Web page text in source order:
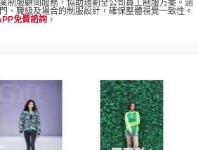
制服顧問服務，協助規劃全公司員工制服方案。涵
、職級及場合的制服設計，確保整體視覺一致性。
免費諮詢